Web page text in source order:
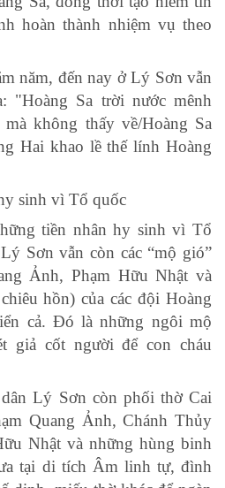
hoàn thành nhiệm vụ theo
năm, đến nay ở Lý Sơn vẫn
"Hoàng Sa trời nước mênh
không thấy về/Hoàng Sa
Hai khao lề thế lính Hoàng
sinh vì Tổ quốc
tiền nhân hy sinh vì Tổ
Sơn vẫn còn các “mộ gió”
Ảnh, Phạm Hữu Nhật và
hồn) của các đội Hoàng
cả. Đó là những ngôi mộ
giả cốt người để con cháu
Lý Sơn còn phối thờ Cai
Quang Ảnh, Chánh Thủy
Nhật và những hùng binh
tại di tích Âm linh tự, đình